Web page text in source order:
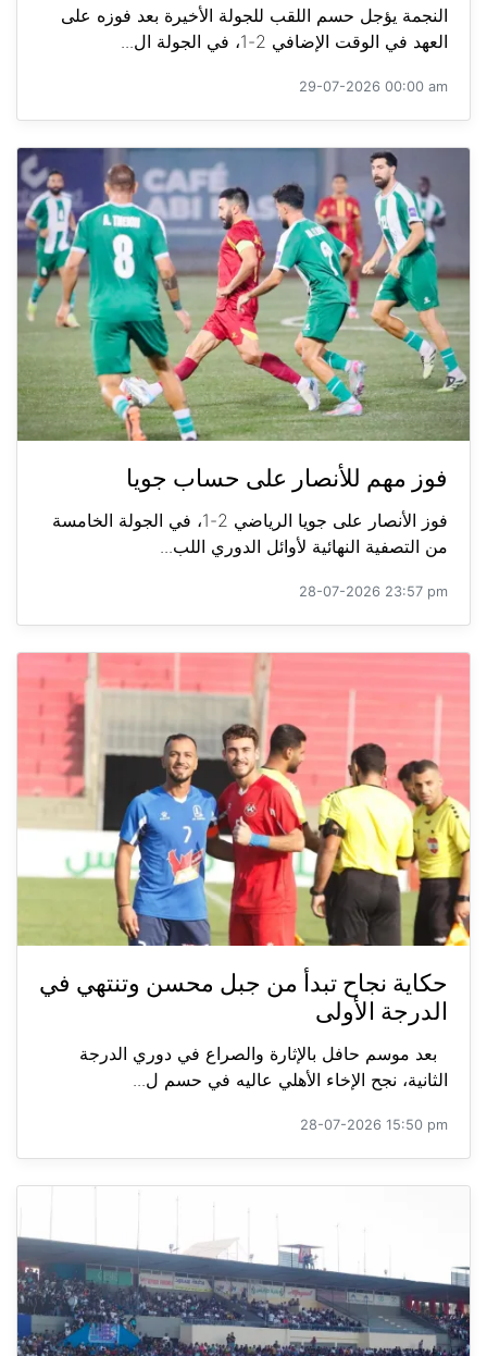
النجمة يؤجل حسم اللقب للجولة الأخيرة بعد فوزه على
العهد في الوقت الإضافي 2-1، في الجولة ال...
29-07-2026 00:00 am
فوز مهم للأنصار على حساب جويا
فوز الأنصار على جويا الرياضي 2-1، في الجولة الخامسة
من التصفية النهائية لأوائل الدوري اللب...
28-07-2026 23:57 pm
حكاية نجاح تبدأ من جبل محسن وتنتهي في
الدرجة الأولى
بعد موسم حافل بالإثارة والصراع في دوري الدرجة
الثانية، نجح الإخاء الأهلي عاليه في حسم ل...
28-07-2026 15:50 pm